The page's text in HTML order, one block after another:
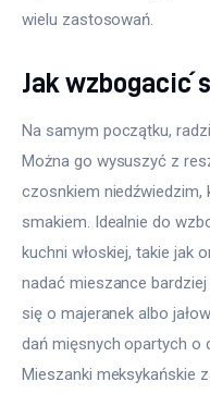
wielu zastosowań.
Jak wzbogacić
Na samym początku,
Można go wysuszyć z
czosnkiem niedźwiedzim,
smakiem. Idealnie do
kuchni włoskiej, takie jak
nadać mieszance
się o majeranek albo
dań mięsnych opartych o
Mieszanki meksykańskie